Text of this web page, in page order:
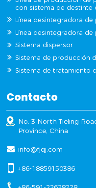
con sistema de destinte
Línea desintegradora de
Línea desintegradora de
Sistema dispersor
Sistema de producción
Sistema de tratamiento
Contacto
No. 3 North Tieling
Province, China
info@fjqj.com
+86-18859150386